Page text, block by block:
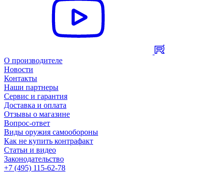
О производителе
Новости
Контакты
Наши партнеры
Сервис и гарантия
Доставка и оплата
Отзывы о магазине
Вопрос-ответ
Виды оружия самообороны
Как не купить контрафакт
Статьи и видео
Законодательство
+7 (495) 115-62-78